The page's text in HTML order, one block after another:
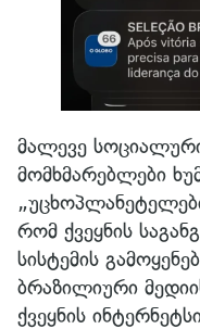
მალევე
მომხმარებლები
რომ ქვეყნის
სისტემის
ბრაზილიური
ქვეყნის